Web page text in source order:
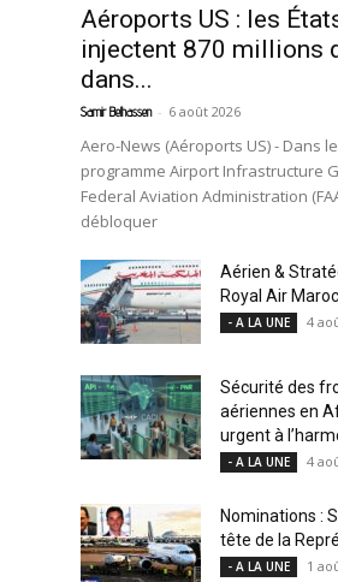
Aéroports US : les
injectent 870 millions
dans...
Samir Belhassen - 6 août 2026
Aero-News (Aéroports US) - Dans
programme Airport Infrastructure
Federal Aviation Administration
débloquer
Aérien &
Royal Air
- A LA UNE 4
Sécurité des
aériennes en
urgent à
- A LA UNE 4
Nominations :
tête de la
- A LA UNE 1